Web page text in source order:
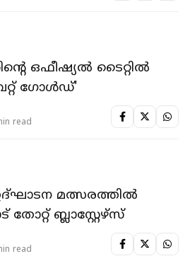
ഒഫീഷ്യൽ മെഡിക്കൽ
മെഡ്‌സിറ്റി
read